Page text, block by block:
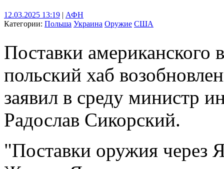
12.03.2025 13:19 | АФН
Категории: Польша Украина Оружие США
Поставки американского
польский хаб
заявил в среду министр
Радослав Сикорский.
"Поставки оружия через